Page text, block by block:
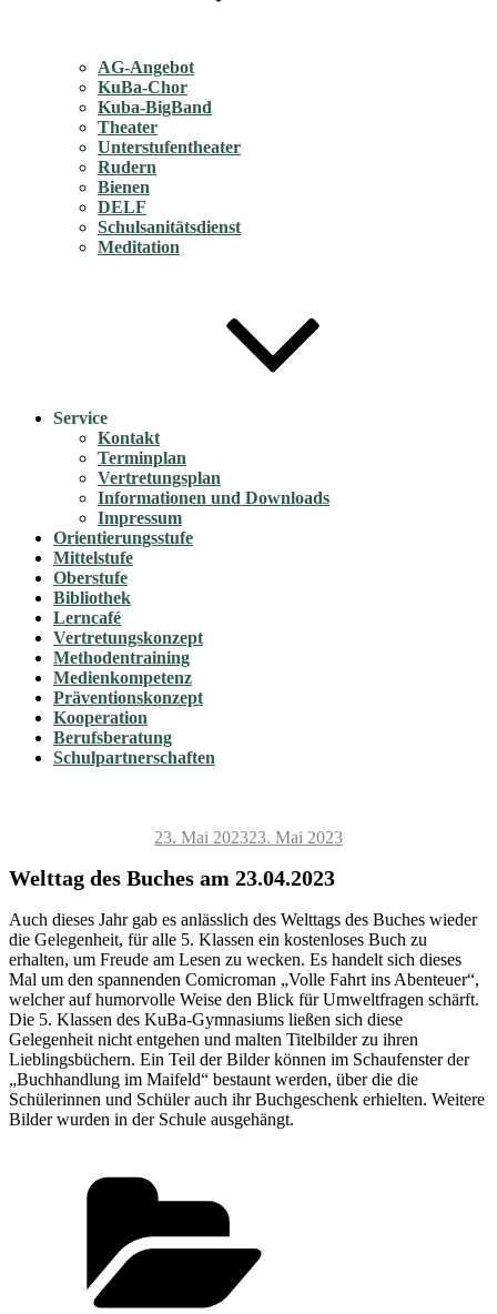
AG-Angebot
KuBa-Chor
Kuba-BigBand
Theater
Unterstufentheater
Rudern
Bienen
DELF
Schulsanitätsdienst
Meditation
Service
Kontakt
Terminplan
Vertretungsplan
Informationen und Downloads
Impressum
Orientierungsstufe
Mittelstufe
Oberstufe
Bibliothek
Lerncafé
Vertretungskonzept
Methodentraining
Medienkompetenz
Präventionskonzept
Kooperation
Berufsberatung
Schulpartnerschaften
Veröffentlicht
23. Mai 202323. Mai 2023
Welttag des Buches am 23.04.2023
Auch dieses Jahr gab es anlässlich des Welttags des Buches wieder
die Gelegenheit, für alle 5. Klassen ein kostenloses Buch zu
erhalten, um Freude am Lesen zu wecken. Es handelt sich dieses
Mal um den spannenden Comicroman „Volle Fahrt ins Abenteuer“,
welcher auf humorvolle Weise den Blick für Umweltfragen schärft.
Die 5. Klassen des KuBa-Gymnasiums ließen sich diese
Gelegenheit nicht entgehen und malten Titelbilder zu ihren
Lieblingsbüchern. Ein Teil der Bilder können im Schaufenster der
„Buchhandlung im Maifeld“ bestaunt werden, über die die
Schülerinnen und Schüler auch ihr Buchgeschenk erhielten. Weitere
Bilder wurden in der Schule ausgehängt.